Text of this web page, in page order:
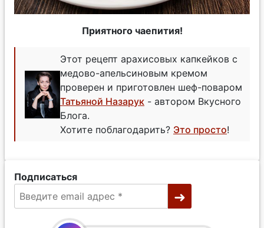
Приятного чаепития!
Этот рецепт арахисовых капкейков с
медово-апельсиновым кремом
проверен и приготовлен шеф-поваром
Татьяной Назарук - автором Вкусного
Блога.
Хотите поблагодарить? Это просто!
Подписаться